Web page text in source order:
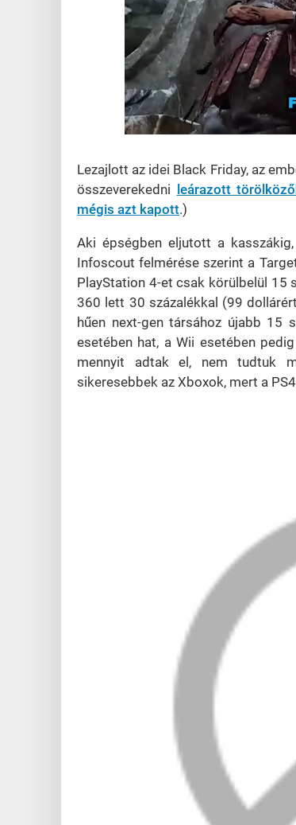
Unmute
21.86%
Lezajlott az idei Black Friday, az
összeverekedni
leárazott
mégis azt kapott.)
Aki épségben eljutott a
Infoscout felmérése szerint a
PlayStation 4-et csak körülbelül 15
360 lett 30 százalékkal (99
hűen next-gen társához újabb 15
esetében hat, a Wii esetében
mennyit adtak el, nem tudtuk
sikeresebbek az Xboxok, mert a